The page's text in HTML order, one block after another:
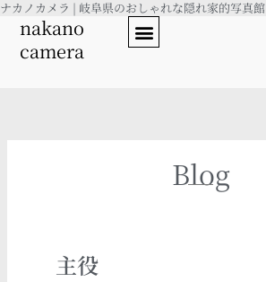
内
ナカノカメラ | 岐阜県のおしゃれな隠れ家的写真館
nakano
camera
Blog
主役